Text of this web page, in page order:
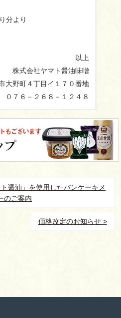
分より
以上
株式会社ヤマト醤油味噌
大野町４丁目イ１７０番地
０７６－２６８－１２４８
醤油」を使用したパンケーキメ
のご案内
価格改定のお知らせ >